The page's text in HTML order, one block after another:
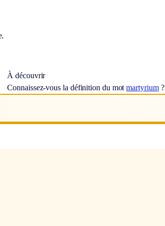
À découvrir
Connaissez-vous la définition du motmartyrium?